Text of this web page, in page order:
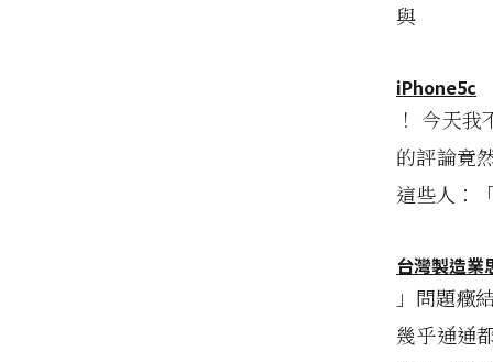
與
iPhone5c
！ 今天
的評論竟
這些人：
台灣製造業
」問題癥
幾乎通通